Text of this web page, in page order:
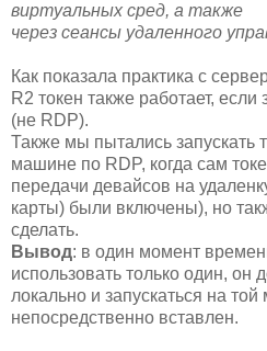
виртуальных сред, а также
через сеансы удаленного
Как показала практика с
R2 токен также работает, если
(не RDP).
Также мы пытались запускать
машине по RDP, когда сам
передачи девайсов на
карты) были включены), но
сделать.
Вывод: в один момент
использовать только один, он
локально и запускаться на
непосредственно вставлен.